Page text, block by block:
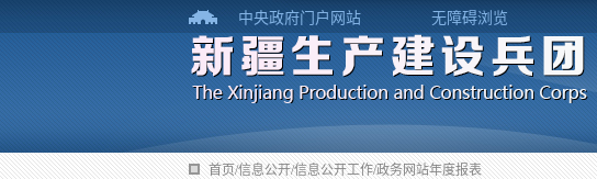
中央政府门户网站 无障碍浏览
首页/信息公开/信息公开工作/政务网站年度报表